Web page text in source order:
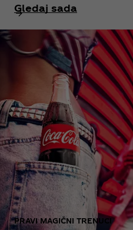
Gledaj sada
PRAVI MAGIČNI TRENUCI